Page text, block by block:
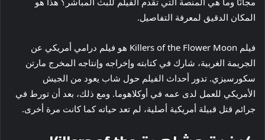
المكان الدقيق لمعرفة التفاصيل.
فيلم Killers of the Flower Moon هو فيلم درامي أمريكي عن
الجريمة الغربية، شارك في كتابته وإخراجه وإنتاجه المخرج مارتن
سكورسيزي. تدور أحداث الفيلم حول شاب يعود من الجيش
الأمريكي للعمل لدى عمه في أوكلاهوما. ومع ذلك، بعد أن تورط في
جرائم قتل قبيلة أمريكية أصلية، لم تعد حياته كما كانت مرة أخرى.